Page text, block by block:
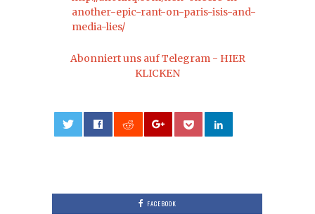
another-epic-rant-on-paris-isis-and-
media-lies/
Abonniert uns auf Telegram - HIER
KLICKEN
FACEBOOK